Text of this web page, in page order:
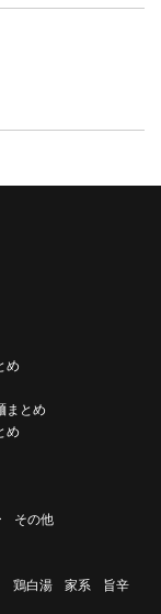
め
まとめ
め
その他
鶏白湯 家系
旨辛